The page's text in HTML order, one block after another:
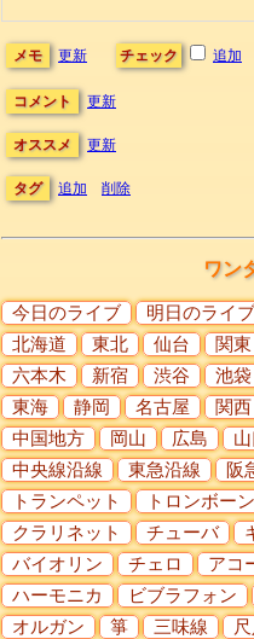
メモ 更新 チェック 追加
コメント 更新
オススメ 更新
タグ 追加 削除
ワン
今日のライブ 明日のライブ
北海道
東北 仙台 関東
六本木
新宿 渋谷 池袋
東海
静岡 名古屋 関西
中国地方
岡山 広島
中央線沿線
東急沿線 阪
トランペット
トロンボーン
クラリネット
チューバ
バイオリン
チェロ アコ
ハーモニカ
ビブラフォン
オルガン
箏 三味線